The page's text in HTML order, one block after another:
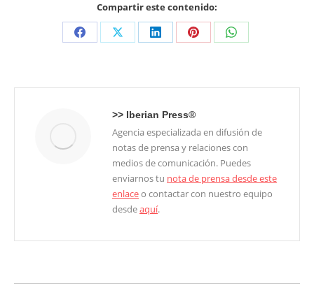
Compartir este contenido:
Share
Facebook
Share
X
Share
LinkedIn
Share
Pinterest
Share
WhatsApp
>> Iberian Press®
Agencia especializada en difusión de
notas de prensa y relaciones con
medios de comunicación. Puedes
enviarnos tu nota de prensa desde este
enlaceo contactar con nuestro equipo
desdeaquí.